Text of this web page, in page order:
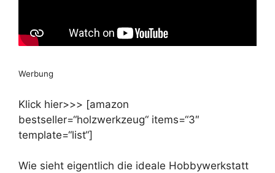
Werbung
Klick hier>>> [amazon
bestseller=“holzwerkzeug“ items=“3″
template=“list“]
Wie sieht eigentlich die ideale Hobbywerkstatt